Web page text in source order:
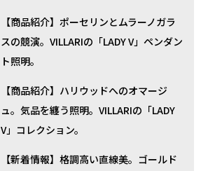
【商品紹介】ポーセリンとムラーノガラ
スの競演。VILLARIの「LADY V」ペンダン
ト照明。
【商品紹介】ハリウッドへのオマージ
ュ。気品を纏う照明。VILLARIの「LADY
V」コレクション。
【新着情報】格調高い直線美。ゴールド